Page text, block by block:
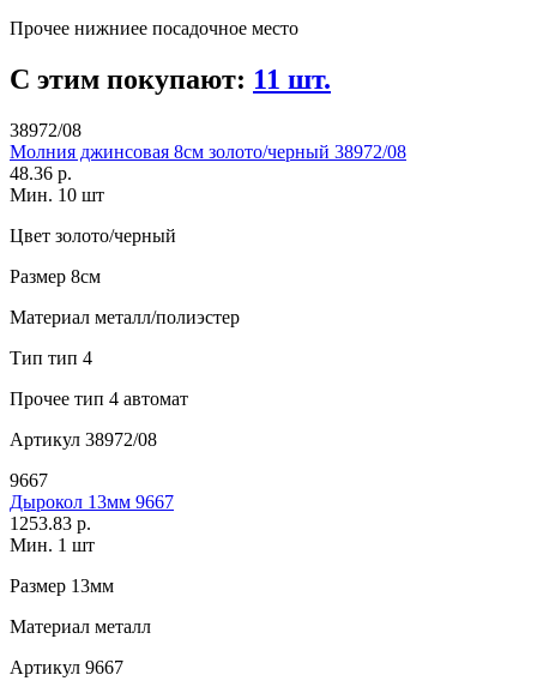
Прочее нижниее посадочное место
С этим покупают: 11 шт.
38972/08
Молния джинсовая 8см золото/черный 38972/08
48.36 р.
Мин. 10 шт
Цвет золото/черный
Размер 8см
Материал металл/полиэстер
Тип тип 4
Прочее тип 4 автомат
Артикул 38972/08
9667
Дырокол 13мм 9667
1253.83 р.
Мин. 1 шт
Размер 13мм
Материал металл
Артикул 9667